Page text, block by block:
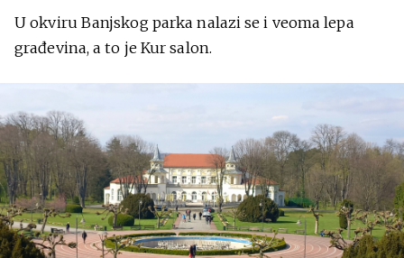
U okviru Banjskog parka nalazi se i veoma lepa
građevina, a to je Kur salon.